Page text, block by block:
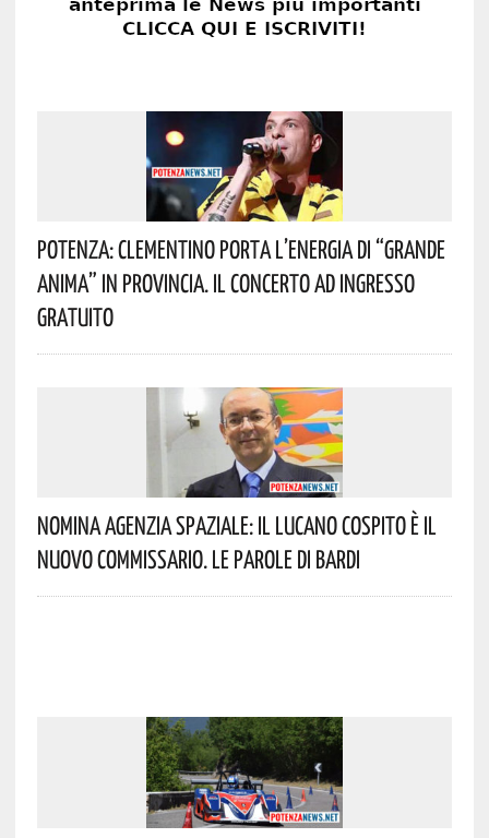
Potenza: Clementino Porta L’energia Di “Grande
Anima” In Provincia. Il Concerto Ad Ingresso
Gratuito
Nomina Agenzia Spaziale: Il Lucano Cospito È Il
Nuovo Commissario. Le Parole Di Bardi